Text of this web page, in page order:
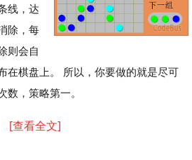
线，达
除，每
则会自
在棋盘上。 所以，你要做的就是尽可
，策略第一。
[查看全文]